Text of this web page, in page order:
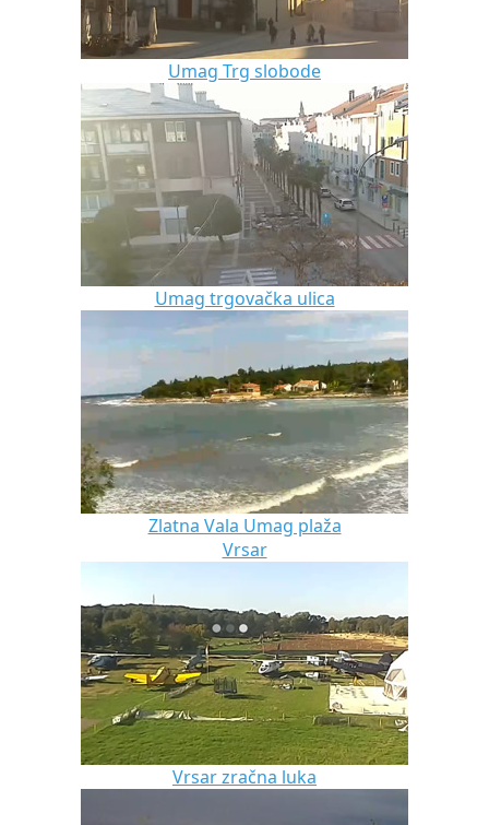
Umag Trg slobode
Umag trgovačka ulica
Zlatna Vala Umag plaža
Vrsar
Vrsar zračna luka